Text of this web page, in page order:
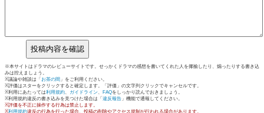
※本サイトはドラマのレビューサイトです。せっかくドラマの感想を書いてくれた人を揶揄したり、煽ったりする書き込
みは控えましょう。
※議論や雑談は「 お茶の間 」をご利用ください。
※評価はスターをクリックすると確定します。「評価」の文字列クリックでキャンセルです。
※利用にあたっては利用規約、 ガイドライン、 FAQをしっかり読んでおきましょう。
※利用規約違反の書き込みを見つけた場合は「 違反報告 」機能で通報してください。
※評価を不正に操作する行為は禁止します。
※利用規約違反の行為を行った場合、投稿の削除やアクセス規制が行われる場合があります。